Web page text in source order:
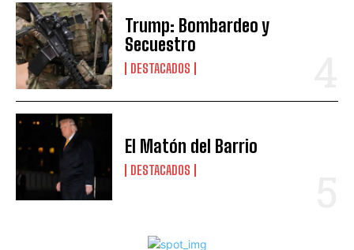
Trump: Bombardeo y
Secuestro
DESTACADOS
El Matón del Barrio
DESTACADOS